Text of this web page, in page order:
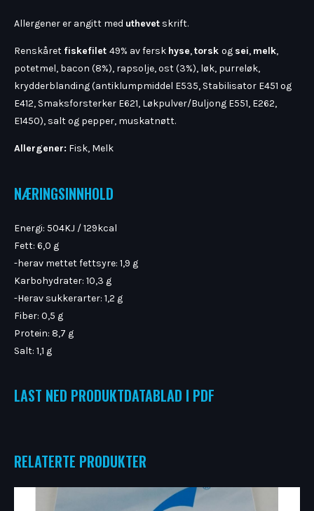
Allergener er angitt med uthevet skrift.
Renskåret fiskefilet 49% av fersk hyse,torsk og sei, melk,
potetmel, bacon (8%), rapsolje, ost (3%), løk, purreløk,
krydderblanding (antiklumpmiddel E535, Stabilisator E451 og
E412, Smaksforsterker E621, Løkpulver/Buljong E551, E262,
E1450), salt og pepper, muskatnøtt.
Allergener: Fisk, Melk
NÆRINGSINNHOLD
Energi: 504KJ / 129kcal
Fett: 6,0 g
-herav mettet fettsyre: 1,9 g
Karbohydrater: 10,3 g
-Herav sukkerarter: 1,2 g
Fiber: 0,5 g
Protein: 8,7 g
Salt: 1,1 g
LAST NED PRODUKTDATABLAD I PDF
RELATERTE PRODUKTER